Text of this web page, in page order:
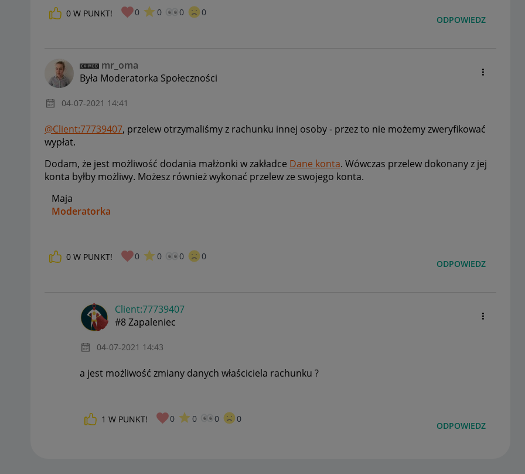
0 W PUNKT! 0 0 0 0
ODPOWIEDZ
mr_oma
Była Moderatorka Społeczności
‎04-07-2021 14:41
@Client:77739407, przelew otrzymaliśmy z rachunku innej osoby - przez to nie możemy zweryfikować
wypłat.
Dodam, że jest możliwość dodania małżonki w zakładce Dane konta. Wówczas przelew dokonany z jej
konta byłby możliwy. Możesz również wykonać przelew ze swojego konta.
Maja
Moderatorka
_____________
Daj znać, co myślisz o Allegro Gadane i wypełnij ankietę!
0 W PUNKT! 0 0 0 0
ODPOWIEDZ
Client:77739407
#8 Zapaleniec
‎04-07-2021 14:43
a jest możliwość zmiany danych właściciela rachunku ?
1 W PUNKT! 0 0 0 0
ODPOWIEDZ